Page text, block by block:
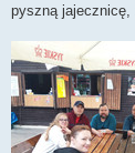
pyszną jajecznicę,